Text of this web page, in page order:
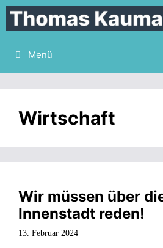
Zum
springen
Menü
Wirtschaft
Wir müssen über
Innenstadt reden!
13. Februar 2024